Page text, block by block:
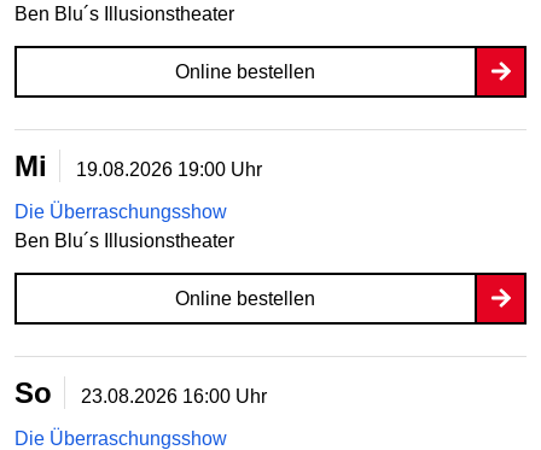
Ben Blu´s Illusionstheater
Online bestellen
Mi 19.08.2026 19:00 Uhr
Die Überraschungsshow
Ben Blu´s Illusionstheater
Online bestellen
So 23.08.2026 16:00 Uhr
Die Überraschungsshow